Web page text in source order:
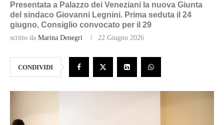
Presentata a Palazzo dei Veneziani la nuova Giunta
del sindaco Giovanni Legnini. Prima seduta il 24
giugno, Consiglio convocato per il 29
scritto da Marina Denegri 22 Giugno 2026
CONDIVIDI